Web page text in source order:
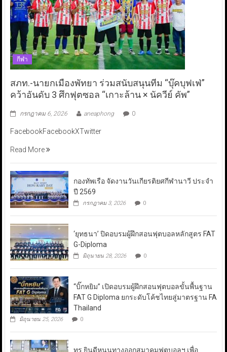
กีฬา
สภท.-นายกเมืองพัทยา ร่วมสนับสนุนทีม “บุ๊คบุฟเฟ่”
คว้าอันดับ 3 ศึกฟุตซอล “เกาะล้าน × นัควีย์ คัพ”
กรกฎาคม 6, 2026 aneaphong 0
FacebookFacebookXTwitter
Read More
กองทัพเรือ จัดงานวันเกียรติยศกีฬานาวี ประจำ
ปี 2569
กรกฎาคม 3, 2026 0
‘ยุทธนา’ ปิดอบรมผู้ฝึกสอนฟุตบอลหลักสูตร FAT
G-Diploma
มิถุนายน 28, 2026 0
“บิ๊กหยิม” เปิดอบรมผู้ฝึกสอนฟุตบอลขั้นพื้นฐาน
FAT G Diploma ยกระดับโค้ชไทยสู่มาตรฐาน FA
Thailand
มิถุนายน 25, 2026 0
ทรู ยินดีหนุนทางออกสมาคมฟุตบอลฯ เพื่อ